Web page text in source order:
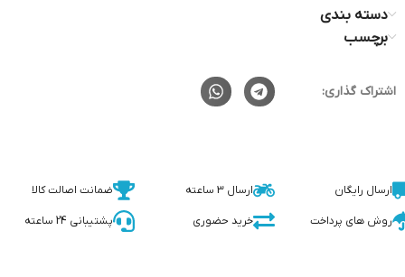
دسته بندی
برچسب
اشتراک گذاری:
ارسال رایگان ارسال 3 ساعته ضمانت اصالت کالا
روش های پرداخت خرید حضوری پشتیبانی 24 ساعته